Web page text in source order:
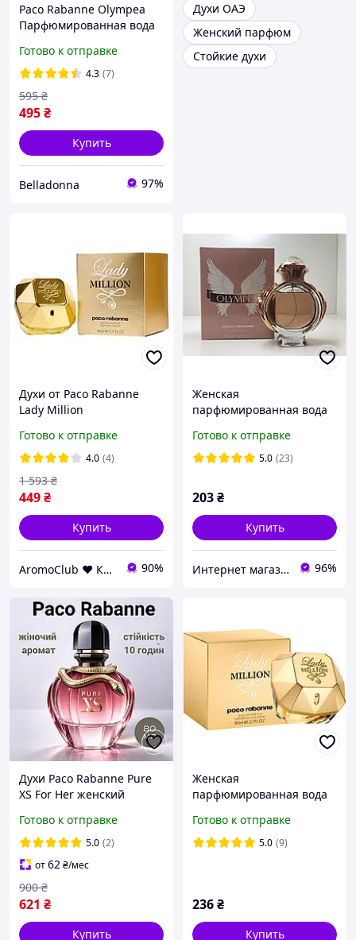
Paco Rabanne Olympea
Парфюмированная вода
Олимпия Женская
парфюмерия Paco
Rabanne
Готово к отправке
4.3 (7)
495₴
595 ₴
Купить
Belladonna 97%
Духи ОАЭ
Женский парфюм
Стойкие духи
Духи от Paco Rabanne
Lady Million
80 ml (Женская
парфюмерия Paco
Rabanne Пако рабан)
Готово к отправке
4.0 (4)
449₴
1 593 ₴
Купить
AromoClub ❤ Качественная парфюмерия в Украине 90%
Женская
парфюмированная вода
(Пако Рабан Олимпея) 80
мл
Готово к отправке
5.0 (23)
203₴
Купить
Интернет магазин "Aroma Glamour" 96%
Духи Paco Rabanne Pure
XS For Her женский
кокос Пако Рабан Пюр
Икс Эс Фор Хер 80 мл
Готово к отправке
5.0 (2)
от62₴/мес
621 ₴
900 ₴
Купить
Женская
парфюмированная вода
(Пако Рабанн Леди
Миллион) 80 мл
Готово к отправке
5.0 (9)
236₴
Купить